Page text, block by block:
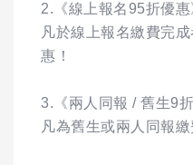
2.《線上報名95折優惠
凡於線上報名繳費完
惠！
3.《兩人同報 / 舊生9折
凡為舊生或兩人同報繳